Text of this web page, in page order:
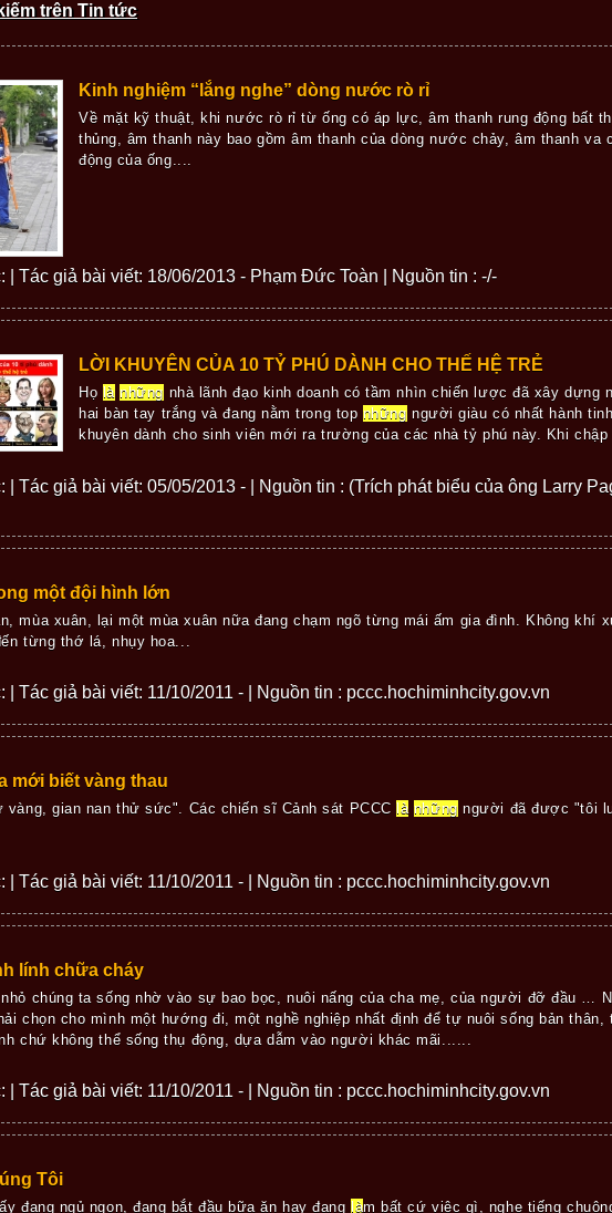
trên Tin tức
Kinh nghiệm “lắng nghe” dòng nước rò rỉ
Về mặt kỹ thuật, khi nước rò rỉ từ ống có áp lực, âm thanh rung động bất
thủng, âm thanh này bao gồm âm thanh của dòng nước chảy, âm thanh va
động của ống....
| Tác giả bài viết: 18/06/2013 - Phạm Đức Toàn | Nguồn tin : -/-
LỜI KHUYÊN CỦA 10 TỶ PHÚ DÀNH CHO THẾ HỆ TRẺ
Họ là những nhà lãnh đạo kinh doanh có tầm nhìn chiến lược đã xây dựng
hai bàn tay trắng và đang nằm trong top những người giàu có nhất hành
khuyên dành cho sinh viên mới ra trường của các nhà tỷ phú này. Khi
| Tác giả bài viết: 05/05/2013 - | Nguồn tin : (Trích phát biểu của ông Larry
một đội hình lớn
mùa xuân, lại một mùa xuân nữa đang chạm ngõ từng mái ấm gia đình. Không khí
từng thớ lá, nhụy hoa...
| Tác giả bài viết: 11/10/2011 - | Nguồn tin : pccc.hochiminhcity.gov.vn
mới biết vàng thau
vàng, gian nan thử sức". Các chiến sĩ Cảnh sát PCCClà những người đã được "tôi
| Tác giả bài viết: 11/10/2011 - | Nguồn tin : pccc.hochiminhcity.gov.vn
lính chữa cháy
chúng ta sống nhờ vào sự bao bọc, nuôi nấng của cha mẹ, của người đỡ đầu …
chọn cho mình một hướng đi, một nghề nghiệp nhất định để tự nuôi sống bản thân,
chứ không thể sống thụ động, dựa dẫm vào người khác mãi......
| Tác giả bài viết: 11/10/2011 - | Nguồn tin : pccc.hochiminhcity.gov.vn
Tôi
đang ngủ ngon, đang bắt đầu bữa ăn hay đanglàm bất cứ việc gì, nghe tiếng